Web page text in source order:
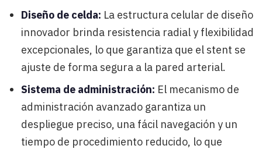
Diseño de celda: La estructura celular de diseño
innovador brinda resistencia radial y flexibilidad
excepcionales, lo que garantiza que el stent se
ajuste de forma segura a la pared arterial.
Sistema de administración: El mecanismo de
administración avanzado garantiza un
despliegue preciso, una fácil navegación y un
tiempo de procedimiento reducido, lo que